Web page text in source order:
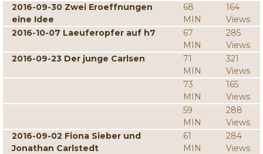
2016-09-30 Zwei Eroeffnungen
eine Idee
68
MIN
164
Views
2016-10-07 Laeuferopfer auf h7
67
MIN
285
Views
2016-09-23 Der junge Carlsen
71
MIN
321
Views
73
MIN
165
Views
59
MIN
288
Views
2016-09-02 Fiona Sieber und
Jonathan Carlstedt
61
MIN
284
Views